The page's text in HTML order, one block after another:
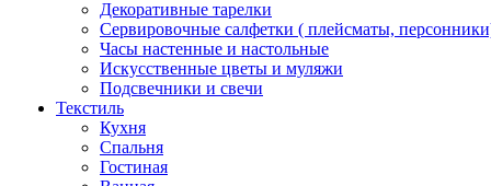
Декоративные тарелки
Сервировочные салфетки ( плейсматы,
Часы настенные и настольные
Искусственные цветы и муляжи
Подсвечники и свечи
Текстиль
Кухня
Спальня
Гостиная